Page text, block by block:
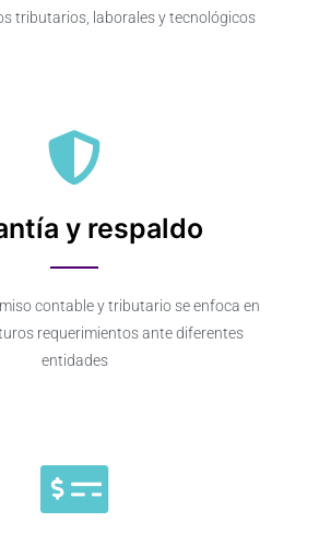
tributarios, laborales y tecnológicos
y respaldo
contable y tributario se enfoca en
requerimientos ante diferentes
entidades